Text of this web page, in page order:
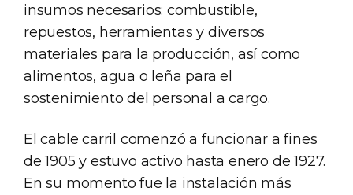
insumos necesarios: combustible,
repuestos, herramientas y diversos
materiales para la producción, así como
alimentos, agua o leña para el
sostenimiento del personal a cargo.
El cable carril comenzó a funcionar a fines
de 1905 y estuvo activo hasta enero de 1927.
En su momento fue la instalación más